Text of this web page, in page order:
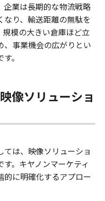
企業は長期的な物流戦略
なり、輸送距離の無駄を
模の大きい倉庫ほど立
、事業機会の広がりとい
。
像ソリューショ
は、映像ソリューショ
。キヤノンマーケティ
的に明確化するアプロー